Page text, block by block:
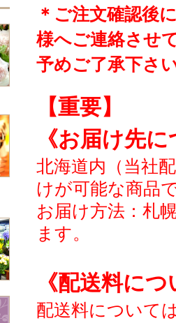
＊ご注文確認後
様へご連絡させ
予めご了承下さ
【重要】
《お届け先
北海道内（当社
けが可能な商品
お届け方法：札
ます。
《配送料に
配送料について